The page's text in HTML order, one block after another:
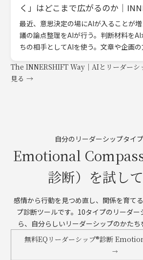
く」はどこまで広がるのか｜
最近、意思決定の場にAIが入ることが
議の論点整理をAIが行う。判断材料を
ちの相手としてAIを使う。文章や企画
[…]
The INNERSHIFT Way｜AIとリーダーシ
見る →
自分のリーダーシップタイ
Emotional
診断）を試し
感情から行動を見つめ直し、関係を育て
プ診断ツールです。10タイプのリーダ
ら、自分らしいリーダーシップのかたち
無料EQリーダーシップ®診断